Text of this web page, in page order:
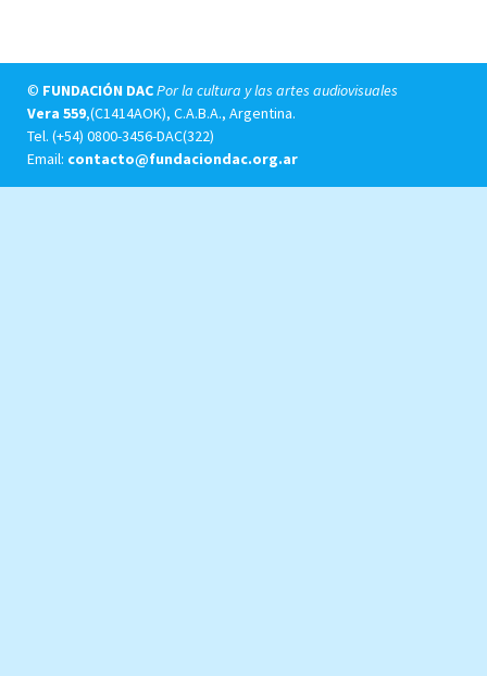
© FUNDACIÓN DACPor la cultura y las artes audiovisuales
Vera 559,(C1414AOK), C.A.B.A., Argentina.
Tel. (+54) 0800-3456-DAC(322)
Email: contacto@fundaciondac.org.ar